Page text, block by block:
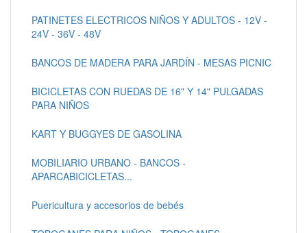
PATINETES ELECTRICOS NIÑOS Y ADULTOS - 12V -
24V - 36V - 48V
BANCOS DE MADERA PARA JARDÍN - MESAS PICNIC
BICICLETAS CON RUEDAS DE 16" Y 14" PULGADAS
PARA NIÑOS
KART Y BUGGYES DE GASOLINA
MOBILIARIO URBANO - BANCOS -
APARCABICICLETAS...
Puericultura y accesorios de bebés